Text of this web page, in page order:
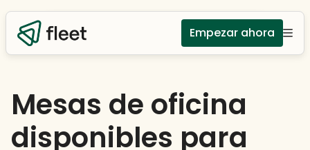
Empezar ahora
Mesas de oficina
disponibles para